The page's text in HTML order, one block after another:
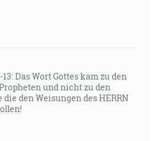
Das Wort Gottes kam zu den
und nicht zu den
den Weisungen des HERRN